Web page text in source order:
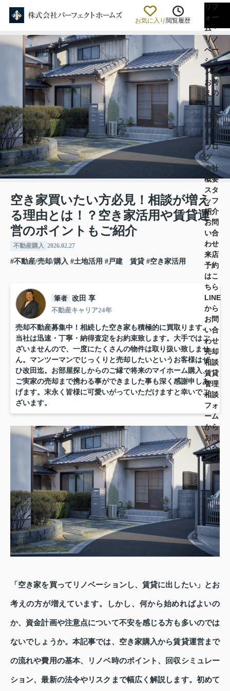
お気に入り 閲覧履歴
リフ
ォー
ム・
リノ
ベー
ショ
ンを
お考
えの
方
お客
様の
声
ブロ
グ
会社
概要
スタ
ッフ
紹介
お問
い合
わせ
来店
予約
はこ
ちら
LINE
から
お問
い合
わせ
売却
相談
賃貸
管理
相談
フォ
ーム
から
お問
い合
わせ
空き家買いたい方必見！相談が増え
る理由とは！？空き家活用や賃貸運
営のポイントもご紹介
不動産購入 2026.02.27
#不動産/売却/購入 #土地活用 #戸建 賃貸 #空き家活用
筆者 改田 享
不動産キャリア24年
売却不動産募集中！相続した空き家も積極的に買取ります。
当社は迅速・丁寧・納得査定をお約束致します。大手ではご
ざいませんので、一度にたくさんの物件は取り扱い致しませ
ん。マンツーマンでじっくりと売却したいというお客様はぜ
ひ改田迄。お部屋探しからのご縁で将来のマイホーム購入、
ご実家の売却まで携わる事ができました事も深く感謝申しあ
げます。末永く皆様に可愛いがっていただけますと幸いでご
ざいます。
「空き家を買ってリノベーションし、賃貸に出したい」とお
考えの方が増えています。しかし、何から始めればよいの
か、資金計画や注意点について不安を感じる方も多いのでは
ないでしょうか。本記事では、空き家購入から賃貸運営まで
の流れや費用の基本、リノベ時のポイント、回収シミュレー
ション、最新の法令やリスクまで幅広く解説します。初めて